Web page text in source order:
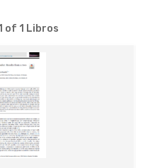
of 1 Libros